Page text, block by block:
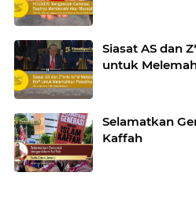
Siasat AS dan
untuk
Selamatkan
Kaffah